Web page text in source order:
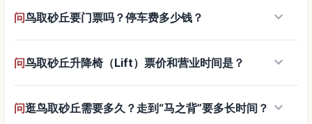
问鸟取砂丘要门票吗？停车费多少钱？ keyboard_arrow_down
问鸟取砂丘升降椅（Lift）票价和营业时间是？ keyboard_arrow_down
问逛鸟取砂丘需要多久？走到“马之背”要多长时间？ keyboard_arrow_down